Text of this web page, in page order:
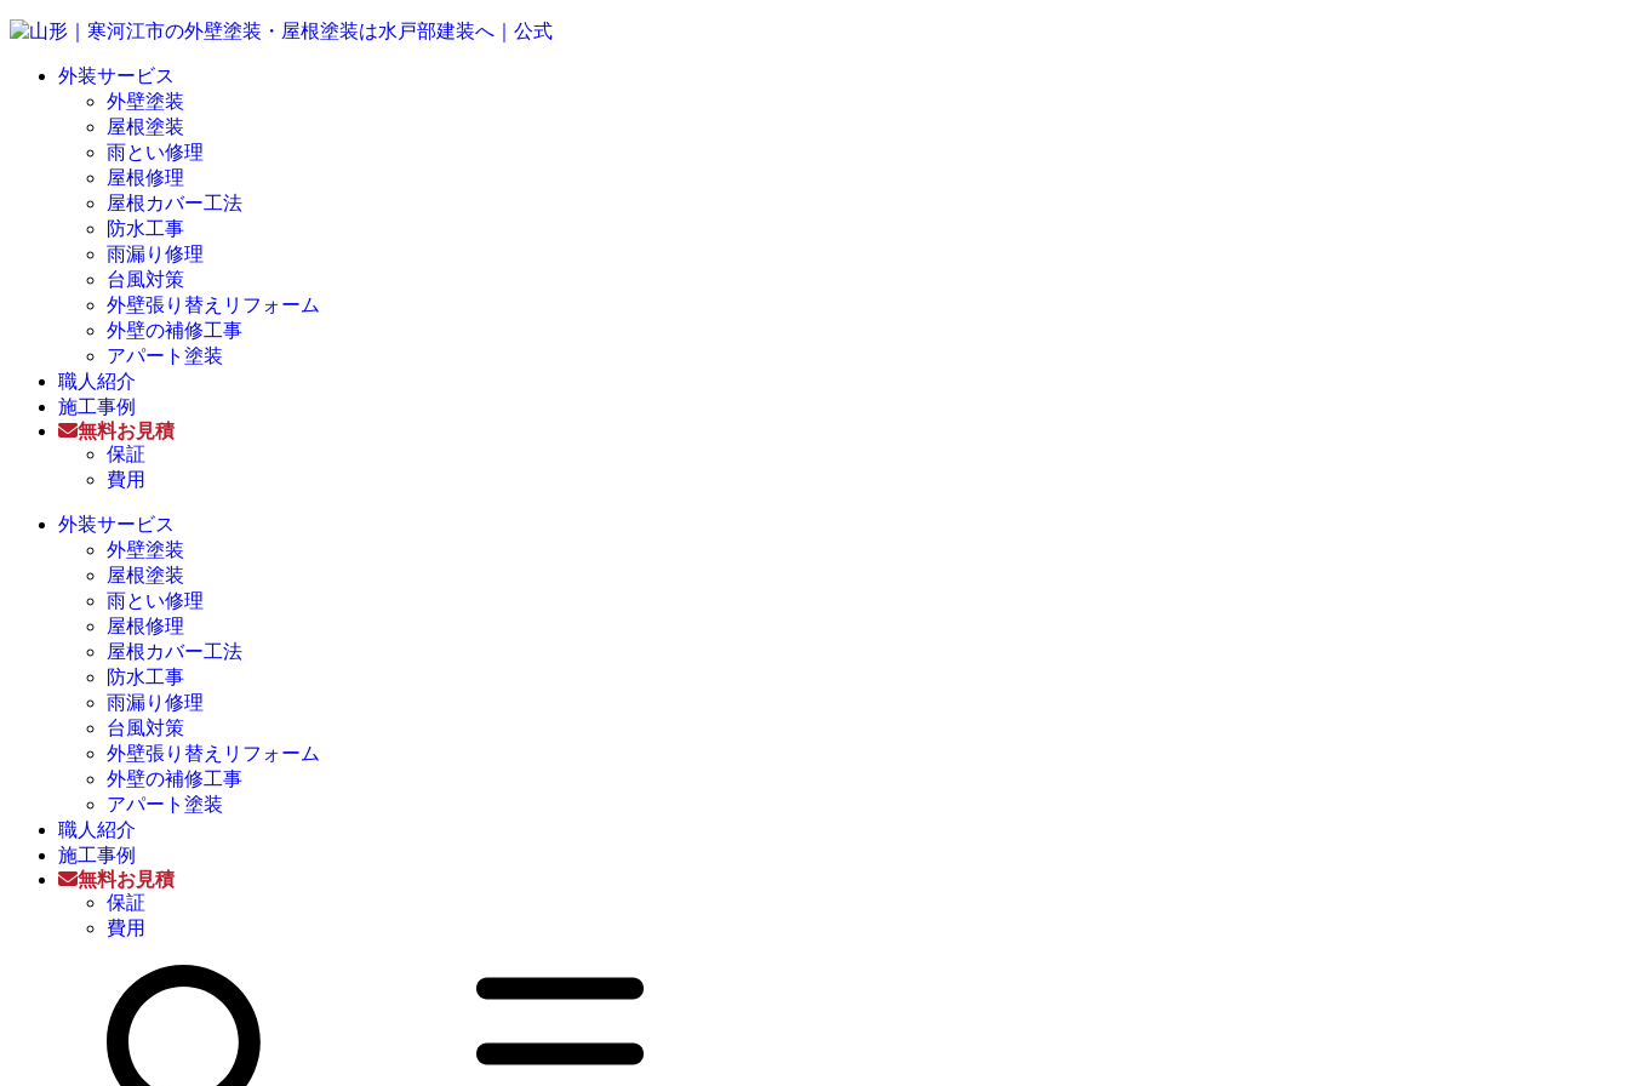
外装サービス
外壁塗装
屋根塗装
雨とい修理
屋根修理
屋根カバー工法
防水工事
雨漏り修理
台風対策
外壁張り替えリフォーム
外壁の補修工事
アパート塗装
職人紹介
施工事例
無料お見積
保証
費用
外装サービス
外壁塗装
屋根塗装
雨とい修理
屋根修理
屋根カバー工法
防水工事
雨漏り修理
台風対策
外壁張り替えリフォーム
外壁の補修工事
アパート塗装
職人紹介
施工事例
無料お見積
保証
費用